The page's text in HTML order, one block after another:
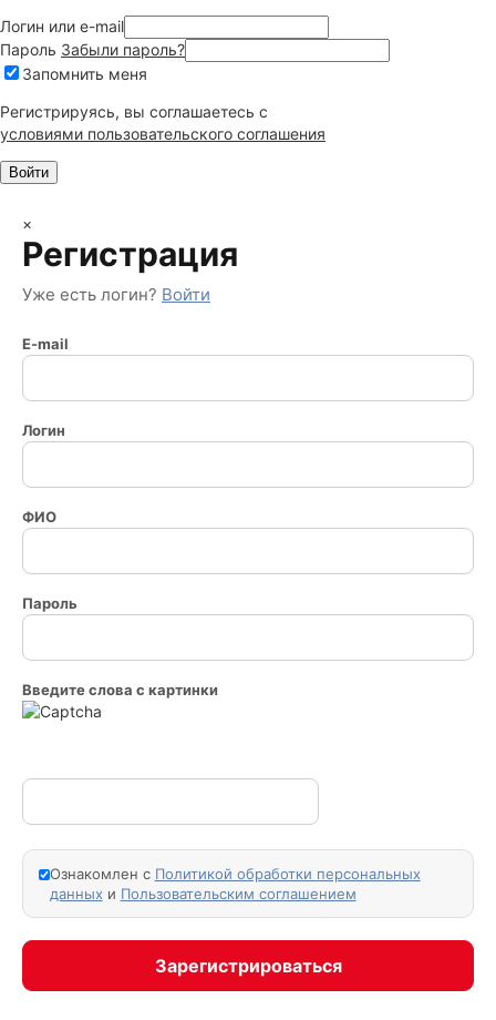
Логин или e-mail
Пароль Забыли пароль?
Запомнить меня
Регистрируясь, вы соглашаетесь c
условиями пользовательского соглашения
×
Регистрация
Уже есть логин? Войти
E-mail
Логин
ФИО
Пароль
Введите слова с картинки
Ознакомлен с Политикой обработки персональных
данных и Пользовательским соглашением